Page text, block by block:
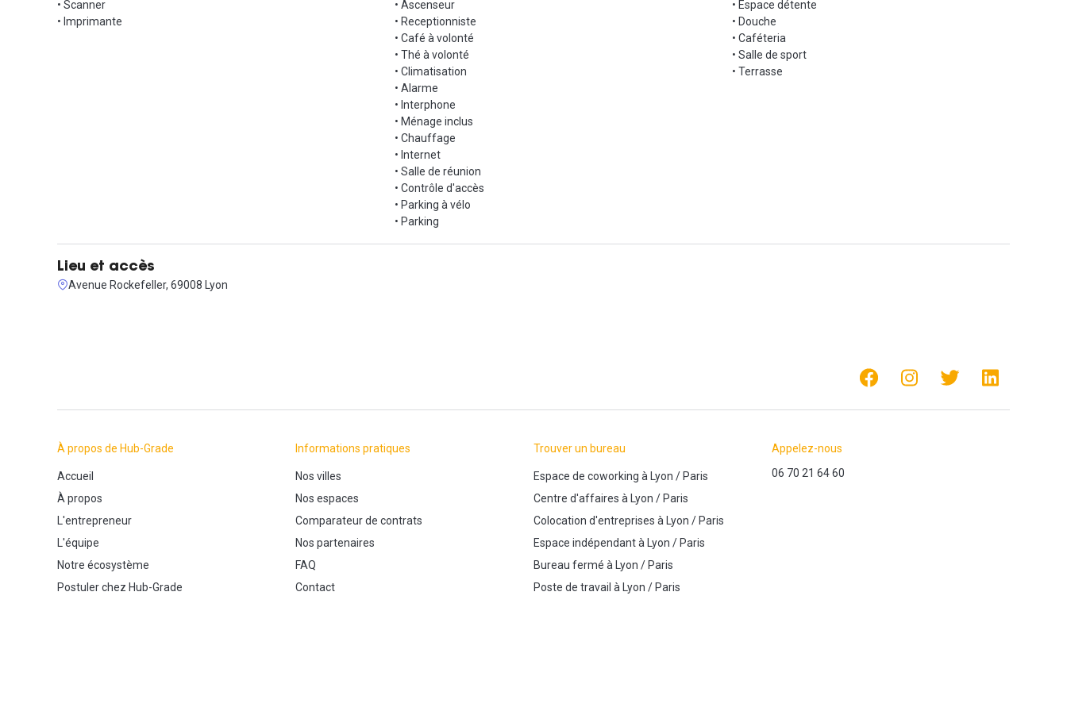
• Scanner
• Imprimante
• Ascenseur
• Receptionniste
• Café à volonté
• Thé à volonté
• Climatisation
• Alarme
• Interphone
• Ménage inclus
• Chauffage
• Internet
• Salle de réunion
• Contrôle d'accès
• Parking à vélo
• Parking
• Espace détente
• Douche
• Caféteria
• Salle de sport
• Terrasse
Lieu et accès
Avenue Rockefeller, 69008 Lyon
À propos de Hub-Grade
Accueil
À propos
L'entrepreneur
L'équipe
Notre écosystème
Postuler chez Hub-Grade
Informations pratiques
Nos villes
Nos espaces
Comparateur de contrats
Nos partenaires
FAQ
Contact
Trouver un bureau
Espace de coworking à Lyon /Paris
Centre d'affaires à Lyon /Paris
Colocation d'entreprises à Lyon /Paris
Espace indépendantà Lyon /Paris
Bureau fermé à Lyon /Paris
Poste de travail à Lyon /Paris
Appelez-nous
06 70 21 64 60